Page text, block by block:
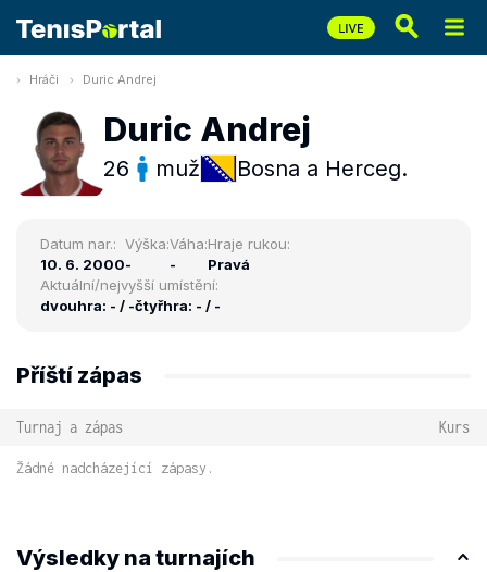
Hráči Duric Andrej
Duric Andrej
26 muž Bosna a Herceg.
Datum nar.:
10. 6. 2000
Výška:
-
Váha:
-
Hraje rukou:
Pravá
Aktuální/nejvyšší umístění:
dvouhra: - / -čtyřhra: - / -
Příští zápas
Turnaj a zápas Kurs
Žádné nadcházející zápasy.
Výsledky na turnajích